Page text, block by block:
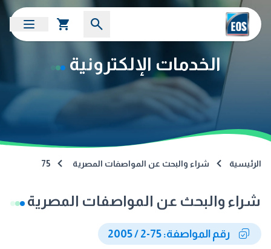
الخدمات الإلكترونية
الرئيسية شراء والبحث عن المواصفات المصرية 75
شراء والبحث عن المواصفات المصرية
رقم المواصفة: 75-2 / 2005